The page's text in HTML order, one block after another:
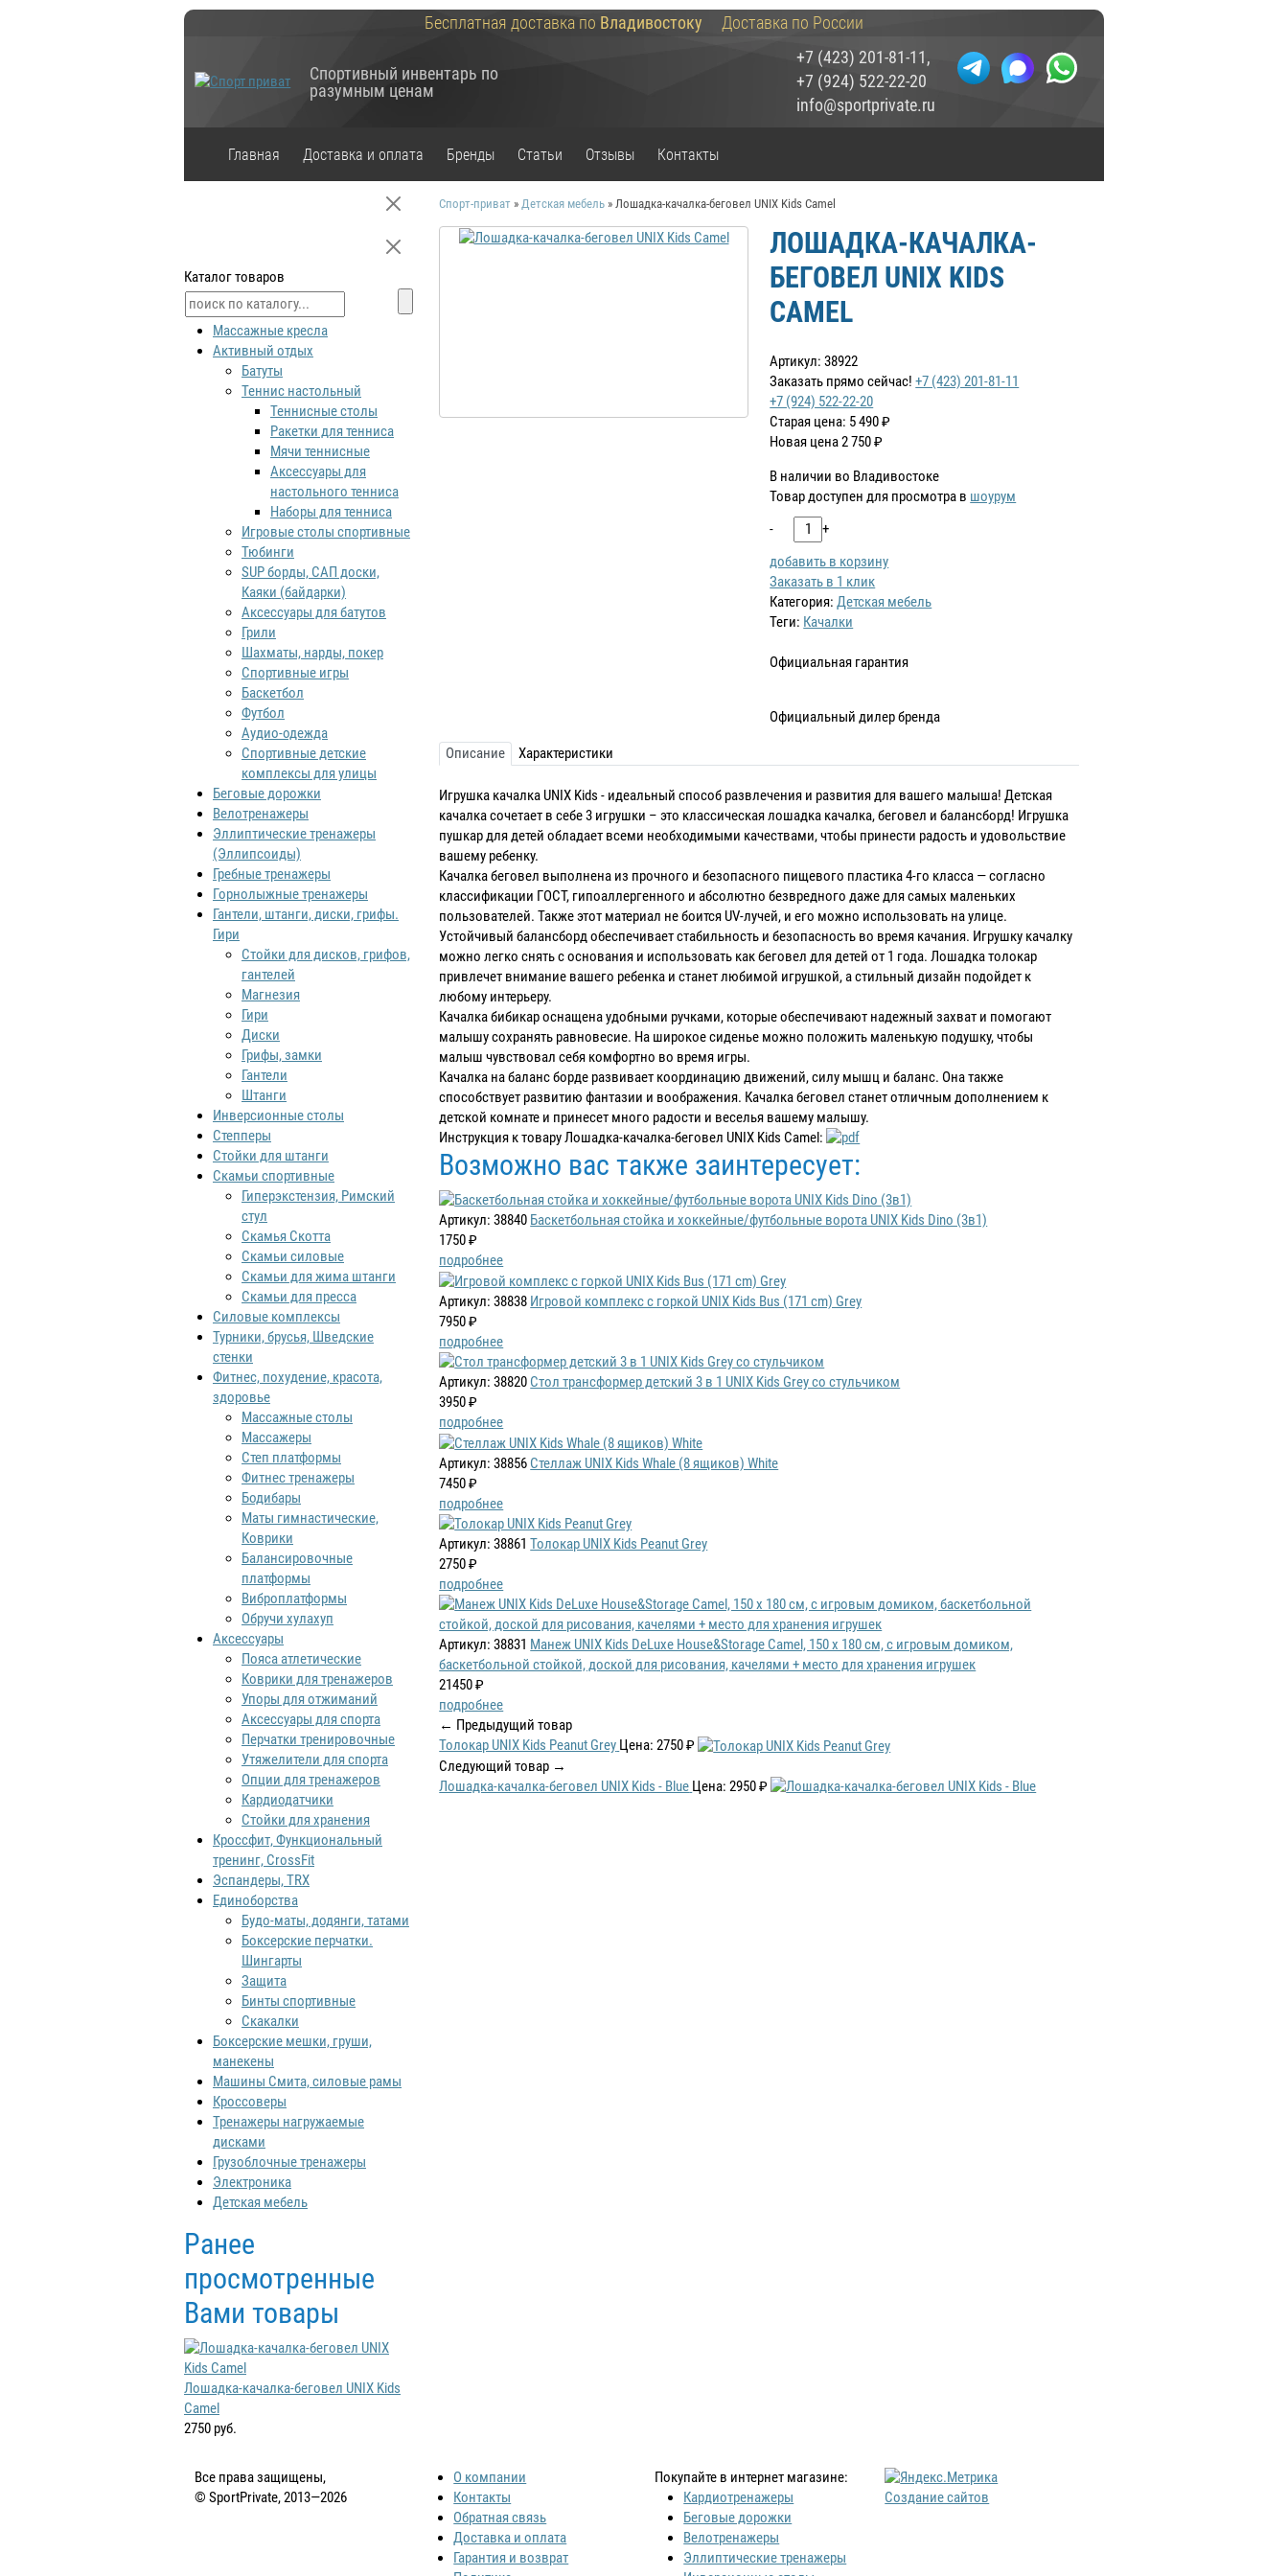
Бесплатная доставка по Владивостоку Доставка по России
Спортивный инвентарь по
разумным ценам
+7 (423) 201-81-11,
+7 (924) 522-22-20
info@sportprivate.ru
Главная Доставка и оплата Бренды Статьи Отзывы Контакты
Спорт-приват »Детская мебель »Лошадка-качалка-беговел UNIX Kids Camel
ЛОШАДКА-КАЧАЛКА-
БЕГОВЕЛ UNIX KIDS
CAMEL
Артикул: 38922
Заказать прямо сейчас! +7 (423) 201-81-11
+7 (924) 522-22-20
Старая цена: 5 490₽
Новая цена2 750₽
В наличии во Владивостоке
Товар доступен для просмотра в шоурум
-
+
добавить в корзину
Заказать в 1 клик
Категория: Детская мебель
Теги: Качалки
Официальная гарантия
Официальный дилер бренда
Описание Характеристики
Игрушка качалка UNIX Kids - идеальный способ развлечения и развития для вашего малыша! Детская
качалка сочетает в себе 3 игрушки – это классическая лошадка качалка, беговел и балансборд! Игрушка
пушкар для детей обладает всеми необходимыми качествами, чтобы принести радость и удовольствие
вашему ребенку.
Качалка беговел выполнена из прочного и безопасного пищевого пластика 4-го класса — согласно
классификации ГОСТ, гипоаллергенного и абсолютно безвредного даже для самых маленьких
пользователей. Также этот материал не боится UV-лучей, и его можно использовать на улице.
Устойчивый балансборд обеспечивает стабильность и безопасность во время качания. Игрушку качалку
можно легко снять с основания и использовать как беговел для детей от 1 года. Лошадка толокар
привлечет внимание вашего ребенка и станет любимой игрушкой, а стильный дизайн подойдет к
любому интерьеру.
Качалка бибикар оснащена удобными ручками, которые обеспечивают надежный захват и помогают
малышу сохранять равновесие. На широкое сиденье можно положить маленькую подушку, чтобы
малыш чувствовал себя комфортно во время игры.
Качалка на баланс борде развивает координацию движений, силу мышц и баланс. Она также
способствует развитию фантазии и воображения. Качалка беговел станет отличным дополнением к
детской комнате и принесет много радости и веселья вашему малышу.
Инструкция к товару Лошадка-качалка-беговел UNIX Kids Camel:
Возможно вас также заинтересует:
Артикул: 38840 Баскетбольная стойка и хоккейные/футбольные ворота UNIX Kids Dino (3в1)
1750 ₽
подробнее
Артикул: 38838 Игровой комплекс с горкой UNIX Kids Bus (171 cm) Grey
7950 ₽
подробнее
Артикул: 38820 Стол трансформер детский 3 в 1 UNIX Kids Grey со стульчиком
3950 ₽
подробнее
Артикул: 38856 Стеллаж UNIX Kids Whale (8 ящиков) White
7450 ₽
подробнее
Артикул: 38861 Толокар UNIX Kids Peanut Grey
2750 ₽
подробнее
Артикул: 38831 Манеж UNIX Kids DeLuxe House&Storage Camel, 150 x 180 см, с игровым домиком,
баскетбольной стойкой, доской для рисования, качелями + место для хранения игрушек
21450 ₽
подробнее
← Предыдущий товар
Толокар UNIX Kids Peanut Grey Цена: 2750 ₽
Следующий товар →
Лошадка-качалка-беговел UNIX Kids - Blue Цена: 2950 ₽
Каталог товаров
Массажные кресла
Активный отдых
Батуты
Теннис настольный
Теннисные столы
Ракетки для тенниса
Мячи теннисные
Аксессуары для
настольного тенниса
Наборы для тенниса
Игровые столы спортивные
Тюбинги
SUP борды, САП доски,
Каяки (байдарки)
Аксессуары для батутов
Грили
Шахматы, нарды, покер
Спортивные игры
Баскетбол
Футбол
Аудио-одежда
Спортивные детские
комплексы для улицы
Беговые дорожки
Велотренажеры
Эллиптические тренажеры
(Эллипсоиды)
Гребные тренажеры
Горнолыжные тренажеры
Гантели, штанги, диски, грифы.
Гири
Стойки для дисков, грифов,
гантелей
Магнезия
Гири
Диски
Грифы, замки
Гантели
Штанги
Инверсионные столы
Степперы
Стойки для штанги
Скамьи спортивные
Гиперэкстензия, Римский
стул
Скамья Скотта
Скамьи силовые
Скамьи для жима штанги
Скамьи для пресса
Силовые комплексы
Турники, брусья, Шведские
стенки
Фитнес, похудение, красота,
здоровье
Массажные столы
Массажеры
Степ платформы
Фитнес тренажеры
Бодибары
Маты гимнастические,
Коврики
Балансировочные
платформы
Виброплатформы
Обручи хулахуп
Аксессуары
Пояса атлетические
Коврики для тренажеров
Упоры для отжиманий
Аксессуары для спорта
Перчатки тренировочные
Утяжелители для спорта
Опции для тренажеров
Кардиодатчики
Стойки для хранения
Кроссфит, Функциональный
тренинг, CrossFit
Эспандеры, TRX
Единоборства
Будо-маты, додянги, татами
Боксерские перчатки.
Шингарты
Защита
Бинты спортивные
Скакалки
Боксерские мешки, груши,
манекены
Машины Смита, силовые рамы
Кроссоверы
Тренажеры нагружаемые
дисками
Грузоблочные тренажеры
Электроника
Детская мебель
Ранее
просмотренные
Вами товары
Лошадка-качалка-беговел UNIX Kids
Camel
2750 руб.
Все права защищены,
© SportPrivate, 2013—2026
О компании
Контакты
Обратная связь
Доставка и оплата
Гарантия и возврат
Покупайте в интернет магазине:
Кардиотренажеры
Беговые дорожки
Велотренажеры
Эллиптические тренажеры
Создание сайтов